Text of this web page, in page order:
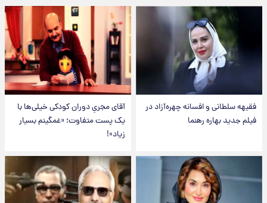
فقیهه سلطانی و افسانه چهره‌آزاد در
فیلم جدید بهاره رهنما
آقای مجریِ دوران کودکی خیلی‌ها با
یک پست متفاوت؛ «غمگینم بسیار
زیاد»!